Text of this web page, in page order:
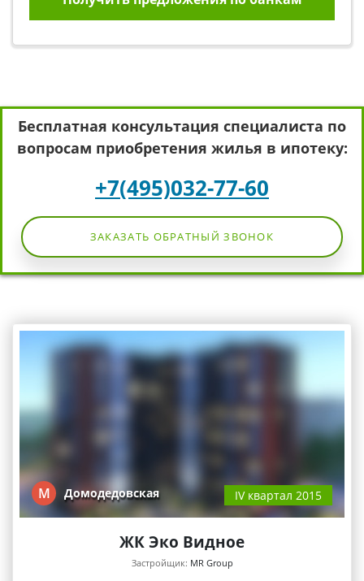
Бесплатная консультация специалиста по
вопросам приобретения жилья в ипотеку:
+7(495)032-77-60
ЗАКАЗАТЬ ОБРАТНЫЙ ЗВОНОК
М Домодедовская IV квартал 2015
ЖК Эко Видное
Застройщик: MR Group